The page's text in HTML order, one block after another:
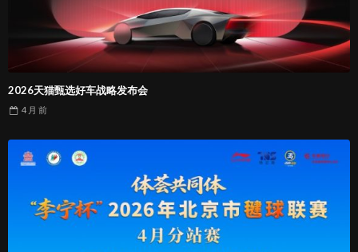
2026天猫甄选好车战略发布会
4 月 前